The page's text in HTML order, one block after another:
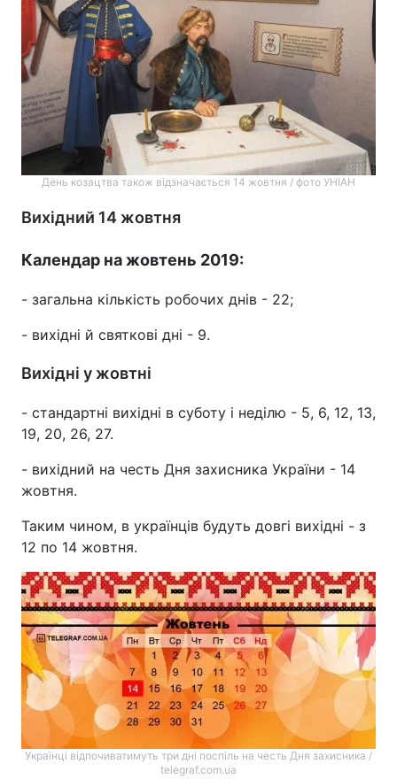
День козацтва також відзначається 14 жовтня / фото УНІАН
Вихідний 14 жовтня
Календар на жовтень 2019:
- загальна кількість робочих днів - 22;
- вихідні й святкові дні - 9.
Вихідні у жовтні
- стандартні вихідні в суботу і неділю - 5, 6, 12, 13,
19, 20, 26, 27.
- вихідний на честь Дня захисника України - 14
жовтня.
Таким чином, в українців будуть довгі вихідні - з
12 по 14 жовтня.
Українці відпочиватимуть три дні поспіль на честь Дня захисника /
telegraf.com.ua